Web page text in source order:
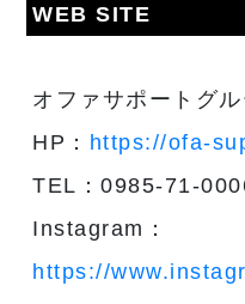
WEB SITE
オファサポートグ
HP： https://ofa-
TEL：0985-71-
Instagram：
https://